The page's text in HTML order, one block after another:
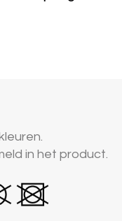
in het product.